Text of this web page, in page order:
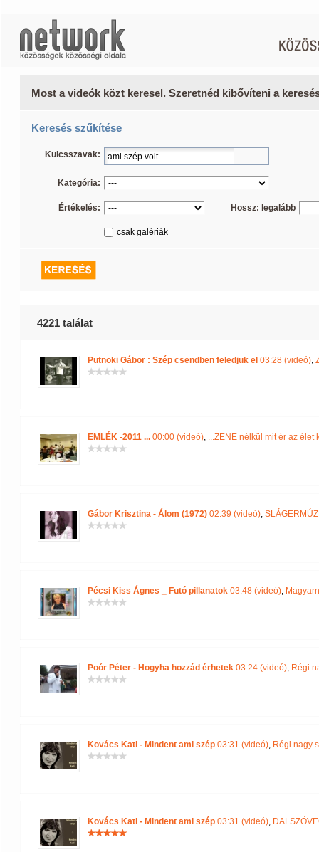
Most a videók közt keresel. Szeretnéd kibővíteni a
Keresés szűkítése
Kulcsszavak:
Kategória:
Értékelés: Hossz: legalább
csak galériák
4221 találat
Putnoki Gábor : Szép csendben feledjük el 03:28 (videó),
EMLÉK -2011 ... 00:00 (videó), ...ZENE nélkül mit ér az élet
Gábor Krisztina - Álom (1972) 02:39 (videó),
Pécsi Kiss Ágnes _ Futó pillanatok 03:48 (videó),
Poór Péter - Hogyha hozzád érhetek 03:24 (videó), Régi
Kovács Kati - Mindent ami szép 03:31 (videó), Régi nagy
Kovács Kati - Mindent ami szép 03:31 (videó),